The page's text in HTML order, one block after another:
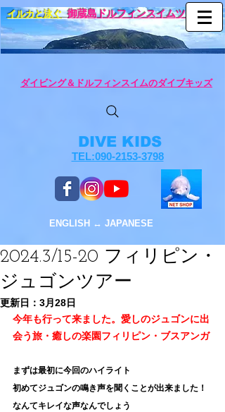
イルカと泳ぐ 御蔵島ドルフィンスイムツアー
ダイビング＆ドルフィンスイムのダイブキッズ
DIVE KIDS
TEL:090-2153-3798
ENGLISH ↔︎ JAPANESE
2024.3/15-20 フィリピン・
ジュゴンツアー
更新日： 3月28日
今年も行って来ました。愛しのジュゴンに出
会う旅・癒しの楽園フィリピン・ブスアンガ
まずは最初に今回のハイライト
初めてジュゴンの鳴き声を聞くことが出来ました！
なんてキレイな声なんでしょう